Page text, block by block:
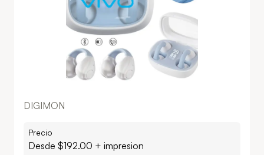
DIGIMON
Precio
Desde $192.00 + impresion